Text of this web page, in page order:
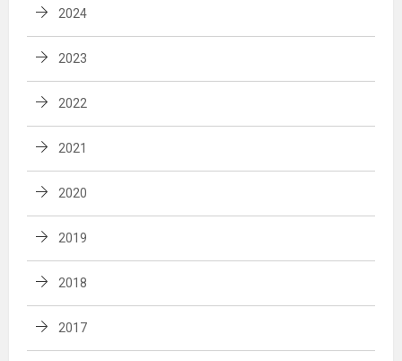
2024
2023
2022
2021
2020
2019
2018
2017